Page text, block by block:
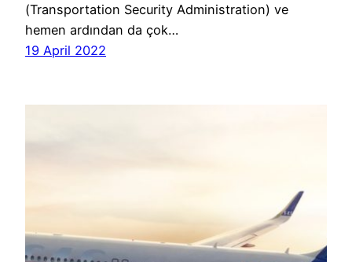
(Transportation Security Administration) ve
hemen ardından da çok…
19 April 2022